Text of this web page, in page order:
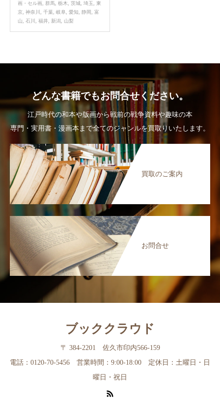
画・セル画, 群馬, 栃木, 茨城, 埼玉, 東
京, 神奈川 , 千葉, 岐阜, 愛知, 静岡 , 富
山, 石川 , 福井, 新潟, 山梨
どんな書籍でもお問合せください。
江戸時代の和本や版画から戦前の戦争資料や趣味の本
専門・実用書・漫画本まで全てのジャンルを買取りいたします。
買取のご案内
お問合せ
ブッククラウド
〒 384-2201 佐久市印内566-159
電話：0120-70-5456 営業時間：9:00-18:00 定休日：土曜日・日
曜日・祝日